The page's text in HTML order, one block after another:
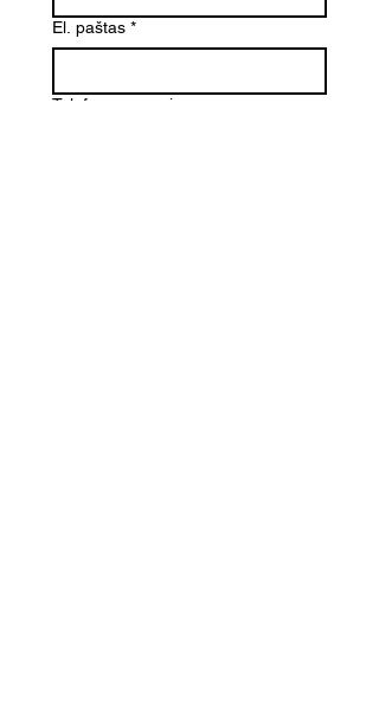
El. paštas *
Telefono numeris